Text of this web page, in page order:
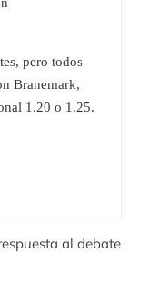
pero todos
Branemark,
1.20 o 1.25.
al debate